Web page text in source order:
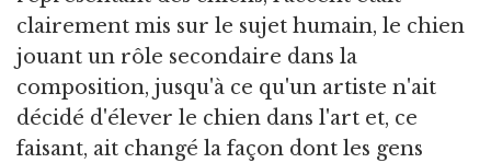
clairement mis sur le sujet humain, le chien
jouant un rôle secondaire dans la
composition, jusqu'à ce qu'un artiste n'ait
décidé d'élever le chien dans l'art et, ce
faisant, ait changé la façon dont les gens